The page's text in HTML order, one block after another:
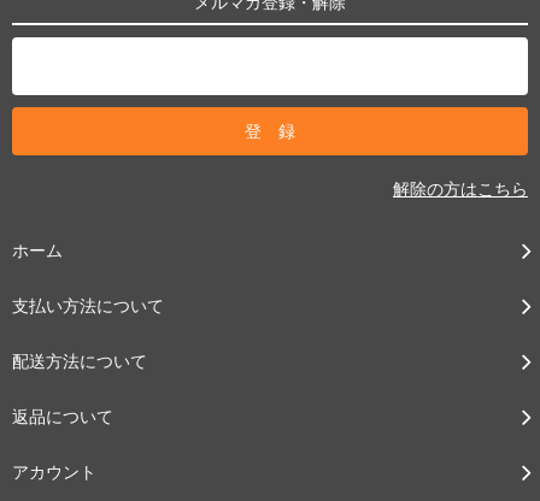
解除の方はこちら
ホーム
支払い方法について
配送方法について
返品について
アカウント